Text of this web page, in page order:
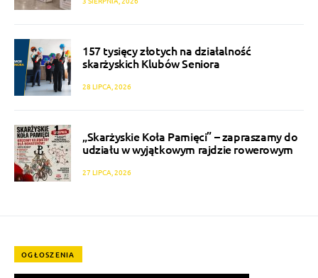
157 tysięcy złotych na działalność
skarżyskich Klubów Seniora
28 LIPCA, 2026
„Skarżyskie Koła Pamięci” – zapraszamy do
udziału w wyjątkowym rajdzie rowerowym
27 LIPCA, 2026
OGŁOSZENIA